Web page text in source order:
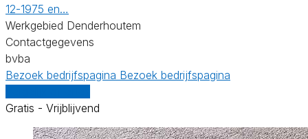
12-1975 en…
Werkgebied Denderhoutem
Contactgegevens
bvba
Bezoek bedrijfspagina Bezoek bedrijfspagina
Gratis - Vrijblijvend